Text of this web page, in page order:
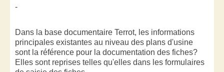
-
Dans la base documentaire Terrot, l es informations
principales existantes au niveau des plans d'usine
sont la référence pour la documentation des fiches?
Elles sont reprises telles qu'elles dans les formulaires